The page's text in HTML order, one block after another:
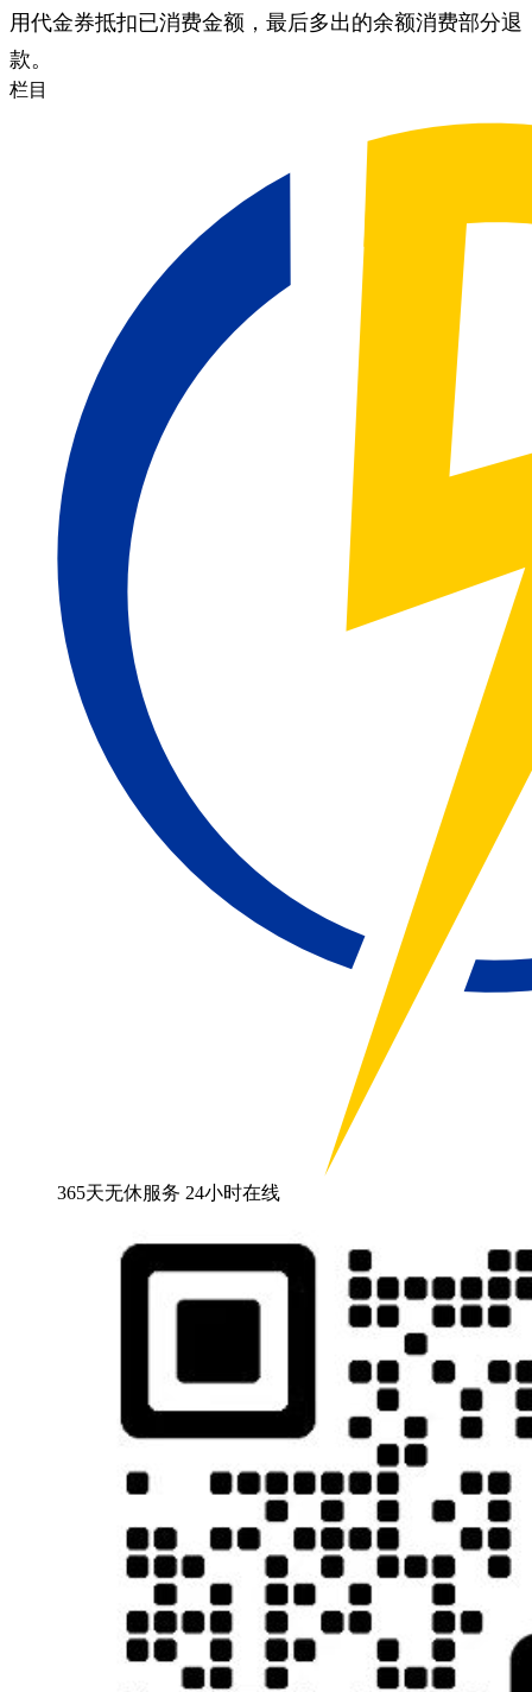
用代金券抵扣已消费金额，最后多出的余额消费部分退
款。
栏目
365天无休服务 24小时在线